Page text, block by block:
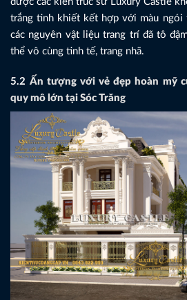
trắng tinh khiết kết hợp với màu ngói
các nguyên vật liệu trang trí đã tô
thể vô cùng tinh tế, trang nhã.
5.2Ấn tượng với vẻ đẹp hoàn mỹ
quy mô lớn tại Sóc Trăng